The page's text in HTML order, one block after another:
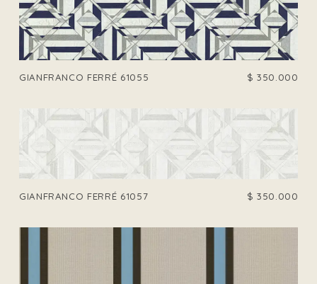
GIANFRANCO FERRÉ 61055 $ 350.000
GIANFRANCO FERRÉ 61057 $ 350.000